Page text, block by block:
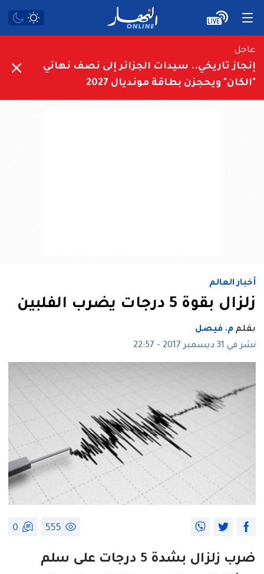
عاجل
إنجاز تاريخي.. سيدات الجزائر إلى نصف نهائي
"الكان" ويحجزن بطاقة مونديال 2027
أخبار العالم
زلزال بقوة 5 درجات يضرب الفلبين
بقلم م. فيصل
نشر في 31 ديسمبر 2017 - 22:57
555
0
ضرب زلزال بشدة 5 درجات على سلم